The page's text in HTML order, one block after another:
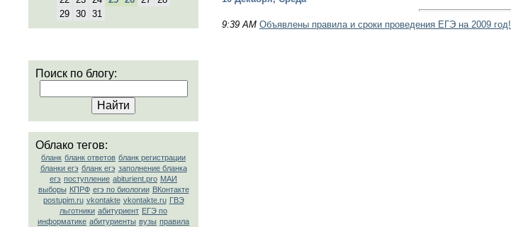
29 30 31
Поиск по блогу:
Облако тегов:
бланк бланк ответов бланк регистрации
бланки егэ бланк егэ заполнение бланка
егэ поступление abiturient.pro МАИ
выборы КПРФ егэ по биологии ВКонтакте
postupim.ru vkontakte vkontakte.ru ГВЭ
льготники абитуриент ЕГЭ по
информатике абитуриенты вузы правила
9:39 AM Объявлены правила и сроки проведения ЕГЭ на 2009 год!